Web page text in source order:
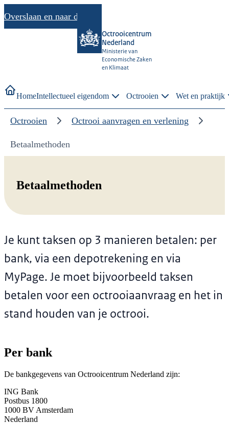
Overslaan en naar de inhoud gaan
Octrooicentrum
Nederland
Ministerie van
Economische Zaken
en Klimaat
HomeIntellectueel eigendom Octrooien Wet en praktijk
Octrooien Octrooi aanvragen en verlening
Betaalmethoden
Betaalmethoden
Per bank
De bankgegevens van Octrooicentrum Nederland zijn:
ING Bank
Postbus 1800
1000 BV Amsterdam
Nederland
Je kunt taksen op 3 manieren betalen: per
bank, via een depotrekening en via
MyPage. Je moet bijvoorbeeld taksen
betalen voor een octrooiaanvraag en het in
stand houden van je octrooi.